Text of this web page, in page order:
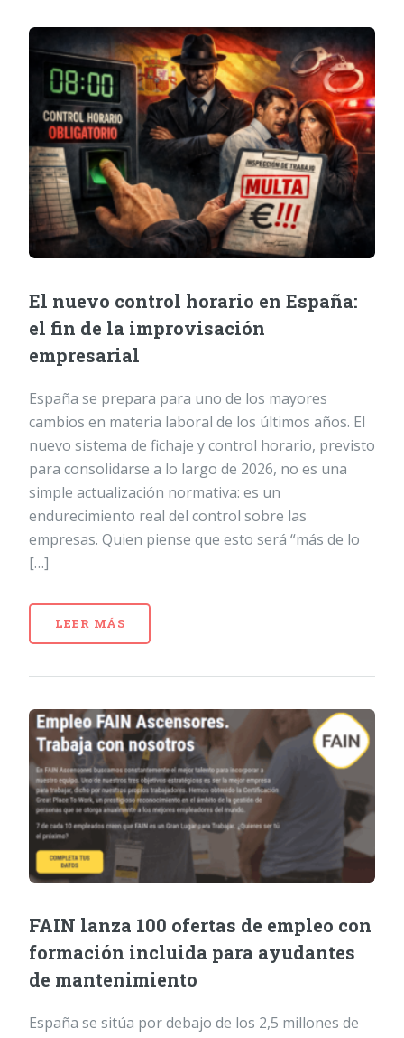
El nuevo control horario en España:
el fin de la improvisación
empresarial
España se prepara para uno de los mayores
cambios en materia laboral de los últimos años. El
nuevo sistema de fichaje y control horario, previsto
para consolidarse a lo largo de 2026, no es una
simple actualización normativa: es un
endurecimiento real del control sobre las
empresas. Quien piense que esto será “más de lo
[…]
LEER MÁS
FAIN lanza 100 ofertas de empleo con
formación incluida para ayudantes
de mantenimiento
España se sitúa por debajo de los 2,5 millones de